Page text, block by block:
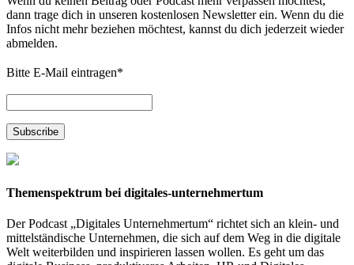
dann trage dich in unseren kostenlosen Newsletter ein. Wenn du die
Infos nicht mehr beziehen möchtest, kannst du dich jederzeit wieder
abmelden.
Bitte E-Mail eintragen*
Themenspektrum bei digitales-unternehmertum
Der Podcast „Digitales Unternehmertum“ richtet sich an klein- und
mittelständische Unternehmen, die sich auf dem Weg in die digitale
Welt weiterbilden und inspirieren lassen wollen. Es geht um das